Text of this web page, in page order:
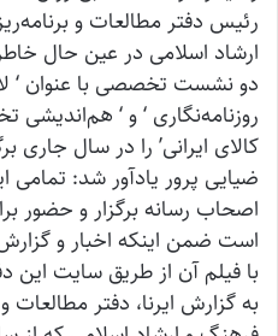
رئیس دفتر مطالعات و
ارشاد اسلامی در عین حال
دو نشست تخصصی با عنوان ‘
روزنامه‌نگاری ‘ و ‘
کالای ایرانی’ را در سال جاری
ضیایی پرور یادآور شد:
اصحاب رسانه برگزار و حضور
است ضمن اینکه اخبار و
با فیلم آن از طریق سایت این
به گزارش ایرنا، دفتر مطالعات